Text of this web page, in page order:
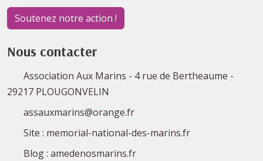
Soutenez notre action !
Nous contacter
Association Aux Marins - 4 rue de Bertheaume -
29217 PLOUGONVELIN
assauxmarins@orange.fr
Site : memorial-national-des-marins.fr
Blog : amedenosmarins.fr